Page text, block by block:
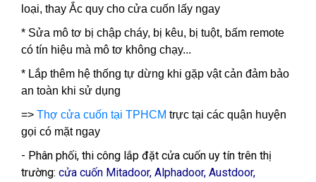
loại, thay Ắc quy cho cửa cuốn lấy ngay
* Sửa mô tơ bị chập cháy, bị kêu, bị tuột, bấm remote
có tín hiệu mà mô tơ không chạy...
* Lắp thêm hệ thống tự dừng khi gặp vật cản đảm bảo
an toàn khi sử dụng
=> Thợ cửa cuốn tại TPHCM trực tại các quận huyện
gọi có mặt ngay
- Phân phối, thi công lắp đặt cửa cuốn uy tín trên thị
trường: cửa cuốn Mitadoor, Alphadoor, Austdoor,